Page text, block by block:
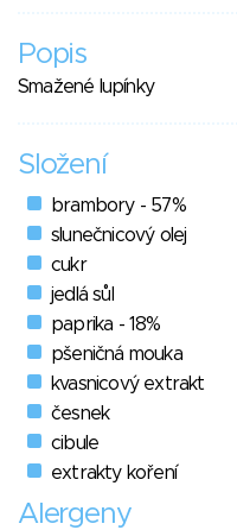
Popis
Smažené lupínky
Složení
brambory - 57%
slunečnicový olej
cukr
jedlá sůl
paprika - 18%
pšeničná mouka
kvasnicový extrakt
česnek
cibule
extrakty koření
Alergeny